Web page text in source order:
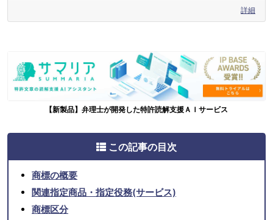
詳細
【新製品】弁理士が開発した特許読解支援ＡＩサービス
この記事の目次
商標の概要
関連指定商品・指定役務(サービス)
商標区分